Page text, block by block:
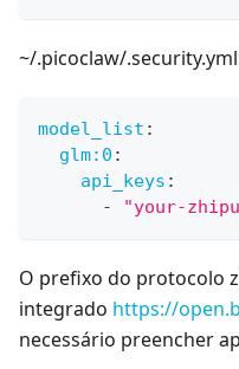
~/.picoclaw/
model_list :
glm:0 :
api_keys :
-
"your-
O prefixo do protocolo
integrado https://
necessário preencher